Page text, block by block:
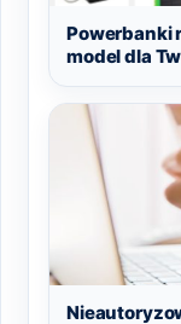
Powerbanki
model dla